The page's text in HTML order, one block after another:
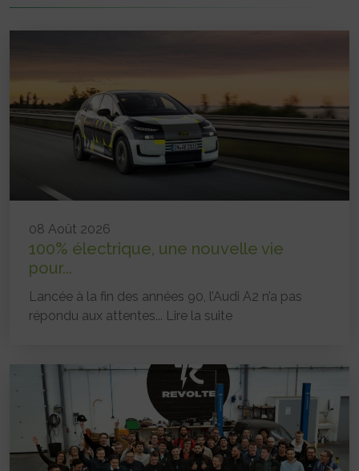
08 Août 2026
100% électrique, une nouvelle vie
pour...
Lancée à la fin des années 90, l’Audi A2 n’a pas
répondu aux attentes... Lire la suite